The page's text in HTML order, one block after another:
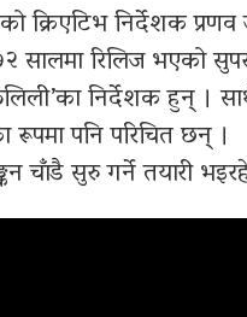
क्रिएटिभ निर्देशक प्रणव
सालमा रिलिज भएको
निर्देशक हुन् ।
पनि परिचित छन् ।
चाँडै सुरु गर्ने तयारी